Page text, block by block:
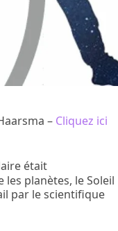
– Cliquez ici
était
les planètes, le Soleil
par le scientifique